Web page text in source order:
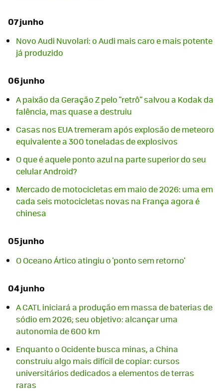
07 junho
Novo Audi Nuvolari: o Audi mais caro e mais potente
já produzido
06 junho
A paixão da Geração Z pelo "retrô" salvou a Kodak da
falência, mas quase a destruiu
Casas nos EUA tremeram após explosão de meteoro
equivalente a 300 toneladas de explosivos
O que é aquele ponto azul na parte superior do seu
celular Android?
Mercado de motocicletas em maio de 2026: uma em
cada seis motocicletas novas na França agora é
chinesa
05 junho
O Oceano Ártico atingiu o 'ponto sem retorno'
04 junho
A CATL iniciará a produção em massa de baterias de
sódio em 2026; seu objetivo: alcançar uma
autonomia de 600 km
Enquanto o Ocidente busca minas, a China
construiu algo mais difícil de copiar: cursos
universitários dedicados a elementos de terras
raras